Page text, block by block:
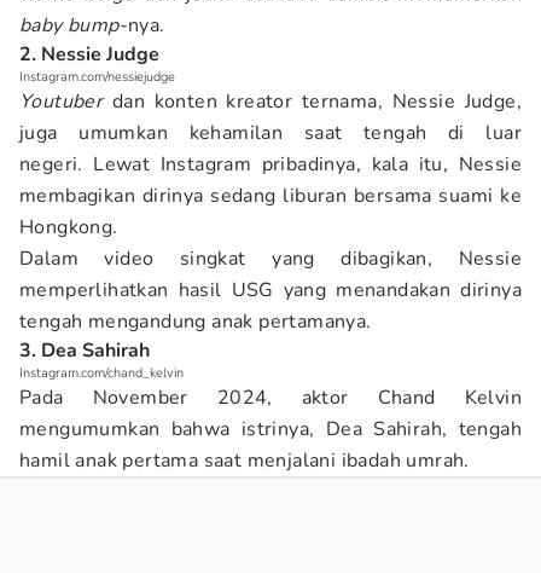
baby bump-nya.
2. Nessie Judge
Instagram.com/nessiejudge
Youtuberdan konten kreator ternama, Nessie Judge,
juga umumkan kehamilan saat tengah di luar
negeri. Lewat Instagram pribadinya, kala itu, Nessie
membagikan dirinya sedang liburan bersama suami ke
Hongkong.
Dalam video singkat yang dibagikan, Nessie
memperlihatkan hasil USG yang menandakan dirinya
tengah mengandung anak pertamanya.
3. Dea Sahirah
Instagram.com/chand_kelvin
Pada November 2024, aktor Chand Kelvin
mengumumkan bahwa istrinya, Dea Sahirah, tengah
hamil anak pertama saat menjalani ibadah umrah.